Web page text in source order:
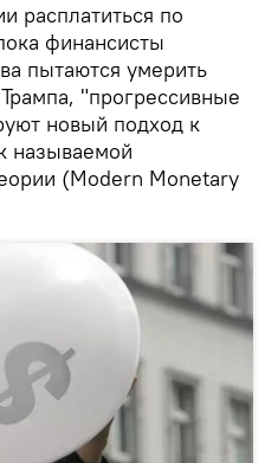
расплатиться по
финансисты
пытаются умерить
"прогрессивные
новый подход к
называемой
(Modern Monetary